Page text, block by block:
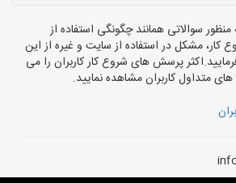
سوالاتی همانند چگونگی استفاده از
مشکل در استفاده از سایت و غیره از این
پرسش های شروع کار کاربران را می
متداول کاربران مشاهده نمایید.